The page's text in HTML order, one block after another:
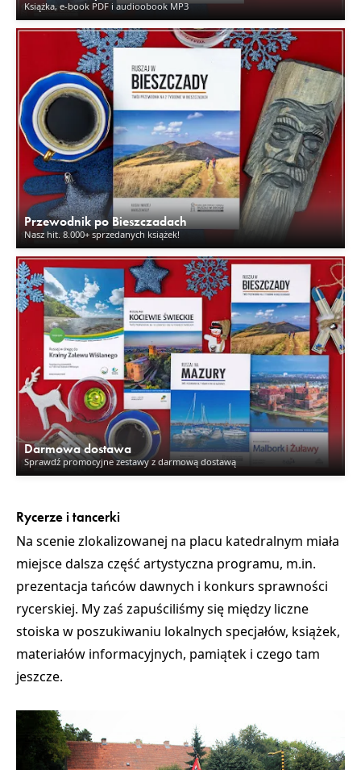
Książka, e-book PDF i audioobook MP3
Przewodnik po Bieszczadach
Nasz hit. 8.000+ sprzedanych książek!
Darmowa dostawa
Sprawdź promocyjne zestawy z darmową dostawą
Rycerze i tancerki
Na scenie zlokalizowanej na placu katedralnym miała
miejsce dalsza część artystyczna programu, m.in.
prezentacja tańców dawnych i konkurs sprawności
rycerskiej. My zaś zapuściliśmy się między liczne
stoiska w poszukiwaniu lokalnych specjałów, książek,
materiałów informacyjnych, pamiątek i czego tam
jeszcze.